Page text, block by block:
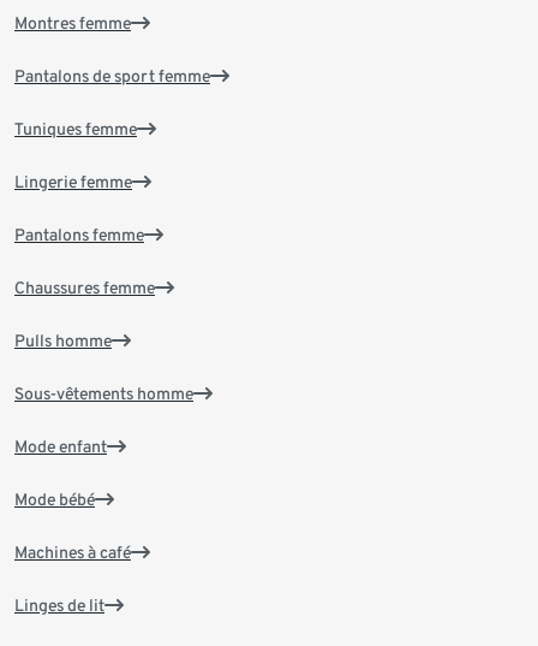
Montres femme
Pantalons de sport femme
Tuniques femme
Lingerie femme
Pantalons femme
Chaussures femme
Pulls homme
Sous-vêtements homme
Mode enfant
Mode bébé
Machines à café
Linges de lit